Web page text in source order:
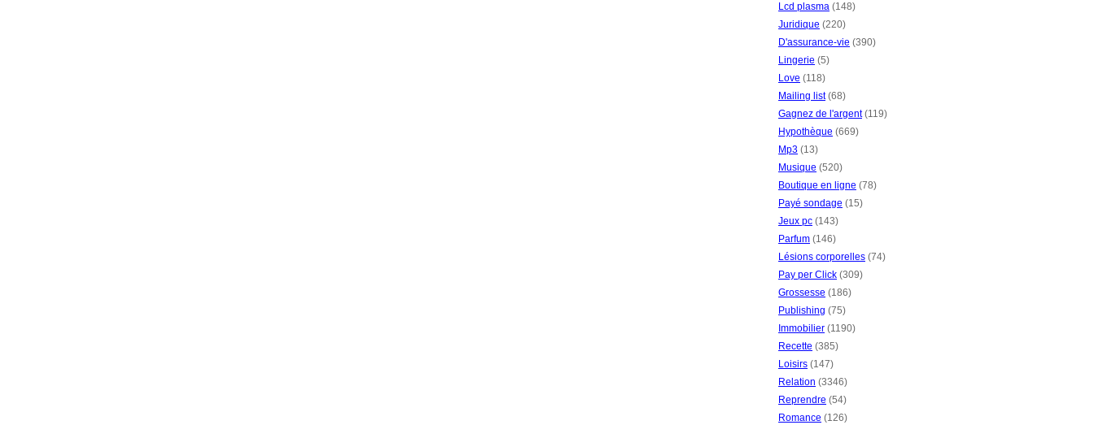
Lcd plasma (148)
Juridique (220)
D'assurance-vie (390)
Lingerie (5)
Love (118)
Mailing list(68)
Gagnez de l'argent(119)
Hypothèque (669)
Mp3 (13)
Musique (520)
Boutique en ligne (78)
Payé sondage (15)
Jeux pc (143)
Parfum (146)
Lésions corporelles (74)
Pay per Click (309)
Grossesse (186)
Publishing (75)
Immobilier (1190)
Recette (385)
Loisirs (147)
Relation (3346)
Reprendre (54)
Romance (126)